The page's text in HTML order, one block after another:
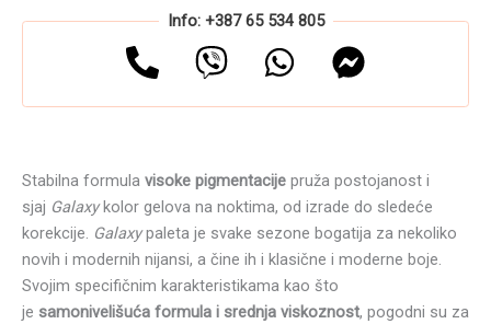
Info: +387 65 534 805
Stabilna formula visoke pigmentacije pruža postojanost i
sjaj Galaxykolor gelova na noktima, od izrade do sledeće
korekcije. Galaxypaleta je svake sezone bogatija za nekoliko
novih i modernih nijansi, a čine ih i klasične i moderne boje.
Svojim specifičnim karakteristikama kao što
je samonivelišuća formula i srednja viskoznost, pogodni su za